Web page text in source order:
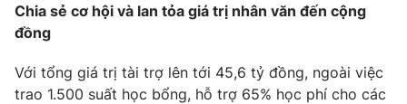
Chia sẻ cơ hội và lan tỏa giá trị nhân văn đến cộng
đồng
Với tổng giá trị tài trợ lên tới 45,6 tỷ đồng, ngoài việc
trao 1.500 suất học bổng, hỗ trợ 65% học phí cho các